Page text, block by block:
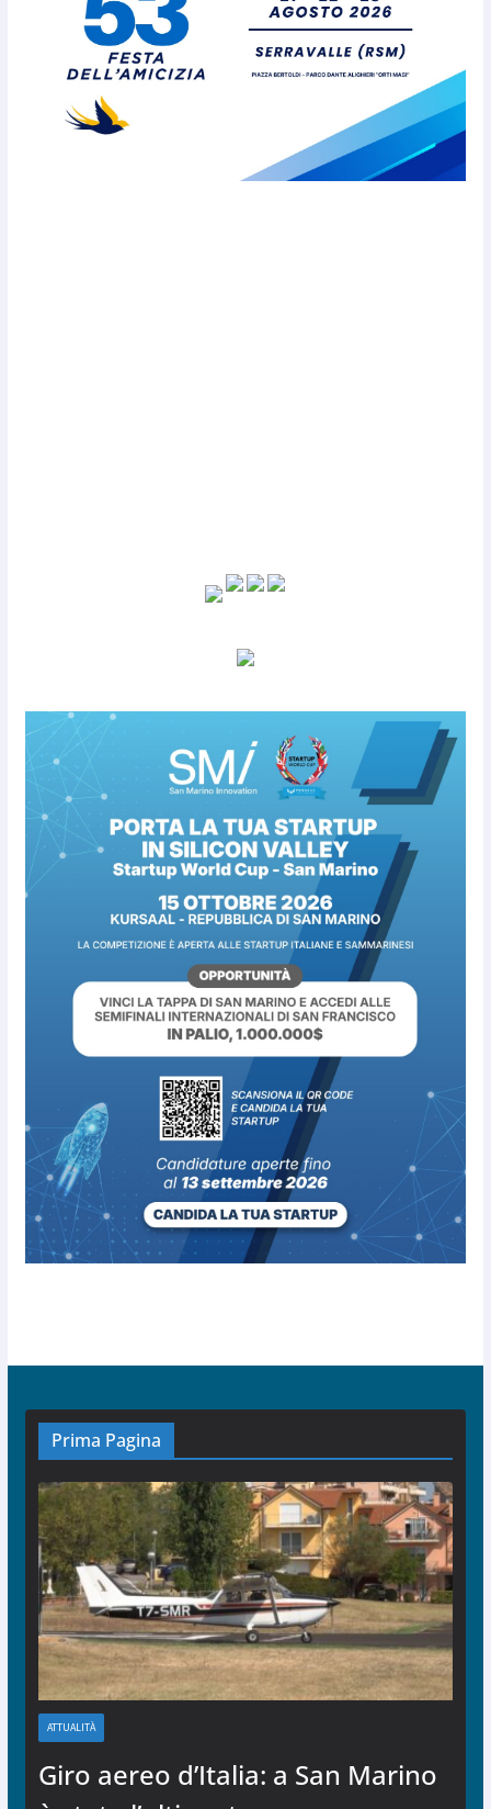
Prima Pagina
ATTUALITÀ
Giro aereo d’Italia: a San Marino